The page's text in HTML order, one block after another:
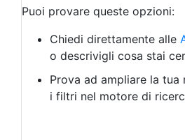
Bar/Ristorante
Albergo
Laboratorio Artigianale
Negozio/locale commerciale
Agriturismo
Magazzini
Puoi provare queste opzioni:
Chiedi direttamente alle
o descrivigli cosa stai
Prova ad ampliare la
i filtri nel motore di